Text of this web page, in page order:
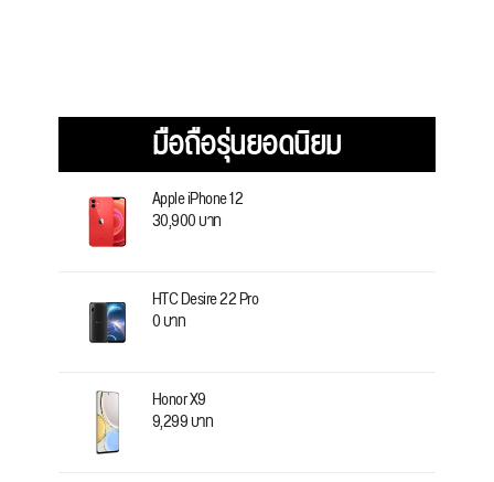
มือถือรุ่นยอดนิยม
Apple iPhone 12
30,900 บาท
HTC Desire 22 Pro
0 บาท
Honor X9
9,299 บาท